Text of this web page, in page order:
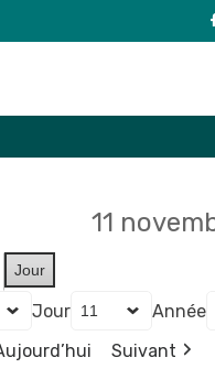
11
Jour
Jour
Année
Suivant